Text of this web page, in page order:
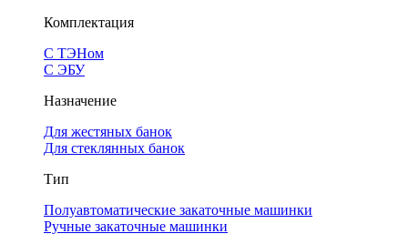
Комплектация
С ТЭНом
С ЭБУ
Назначение
Для жестяных банок
Для стеклянных банок
Тип
Полуавтоматические закаточные машинки
Ручные закаточные машинки